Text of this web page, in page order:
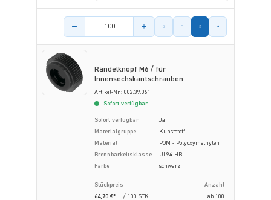
Menge des Artikels
Rändelknopf M6 / für
Innensechskantschrauben
Artikel-Nr.: 002.39.061
Sofort verfügbar
Sofort verfügbar
Ja
Materialgruppe
Kunststoff
Material
POM - Polyoxymethylen
Brennbarkeitsklasse
UL94-HB
Farbe
schwarz
Stückpreis
Anzahl
64,70 €*
/ 100 STK ab 100